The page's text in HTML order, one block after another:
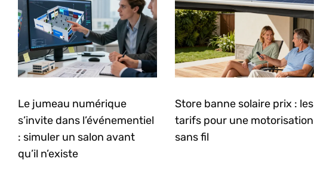
Le jumeau numérique
s’invite dans l’événementiel
: simuler un salon avant
qu’il n’existe
Store banne solaire prix : les
tarifs pour une motorisation
sans fil